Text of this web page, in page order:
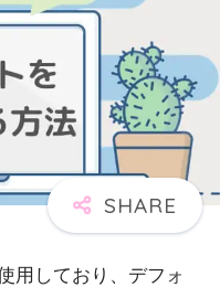
用しており、デフォ